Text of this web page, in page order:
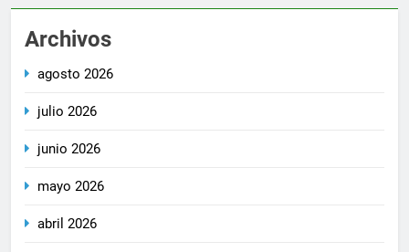
Archivos
agosto 2026
julio 2026
junio 2026
mayo 2026
abril 2026